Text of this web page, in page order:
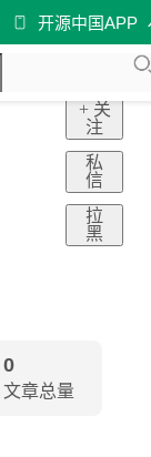
开源中国APP
+ 关
注
私
信
拉
黑
0
文章总量